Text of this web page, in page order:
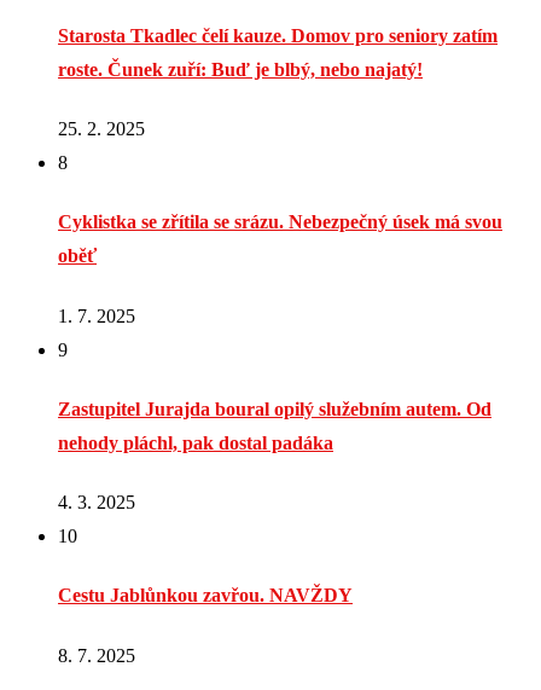
Starosta Tkadlec čelí kauze. Domov pro seniory zatím
roste. Čunek zuří: Buď je blbý, nebo najatý!
25. 2. 2025
8
Cyklistka se zřítila se srázu. Nebezpečný úsek má svou
oběť
1. 7. 2025
9
Zastupitel Jurajda boural opilý služebním autem. Od
nehody pláchl, pak dostal padáka
4. 3. 2025
10
Cestu Jablůnkou zavřou. NAVŽDY
8. 7. 2025